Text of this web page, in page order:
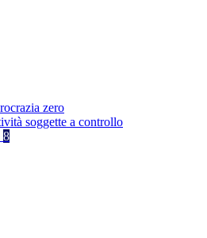
zero
soggette a controllo
8